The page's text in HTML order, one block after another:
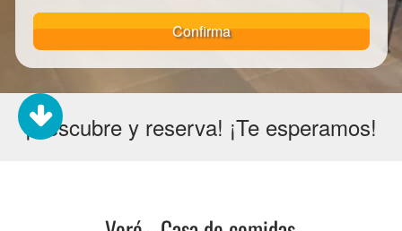
Confirma
¡Descubre y reserva! ¡Te esperamos!